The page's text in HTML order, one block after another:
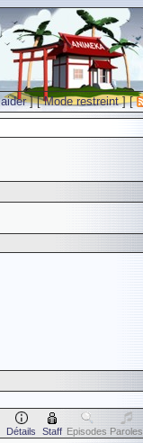
] [Mode restreint] [
Détails Staff Episodes Paroles